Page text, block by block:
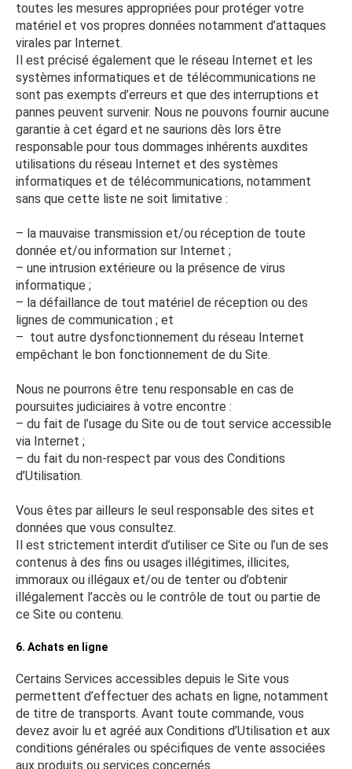
toutes les mesures appropriées pour protéger votre
matériel et vos propres données notamment d’attaques
virales par Internet.
Il est précisé également que le réseau Internet et les
systèmes informatiques et de télécommunications ne
sont pas exempts d’erreurs et que des interruptions et
pannes peuvent survenir. Nous ne pouvons fournir aucune
garantie à cet égard et ne saurions dès lors être
responsable pour tous dommages inhérents auxdites
utilisations du réseau Internet et des systèmes
informatiques et de télécommunications, notamment
sans que cette liste ne soit limitative :
– la mauvaise transmission et/ou réception de toute
donnée et/ou information sur Internet ;
– une intrusion extérieure ou la présence de virus
informatique ;
– la défaillance de tout matériel de réception ou des
lignes de communication ; et
– tout autre dysfonctionnement du réseau Internet
empêchant le bon fonctionnement de du Site.
Nous ne pourrons être tenu responsable en cas de
poursuites judiciaires à votre encontre :
– du fait de l’usage du Site ou de tout service accessible
via Internet ;
– du fait du non-respect par vous des Conditions
d’Utilisation.
Vous êtes par ailleurs le seul responsable des sites et
données que vous consultez.
Il est strictement interdit d’utiliser ce Site ou l’un de ses
contenus à des fins ou usages illégitimes, illicites,
immoraux ou illégaux et/ou de tenter ou d’obtenir
illégalement l’accès ou le contrôle de tout ou partie de
ce Site ou contenu.
6. Achats en ligne
Certains Services accessibles depuis le Site vous
permettent d’effectuer des achats en ligne, notamment
de titre de transports. Avant toute commande, vous
devez avoir lu et agréé aux Conditions d’Utilisation et aux
conditions générales ou spécifiques de vente associées
aux produits ou services concernés.